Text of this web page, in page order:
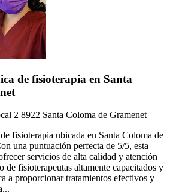
de fisioterapia en Santa
2 8922 Santa Coloma de Gramenet
fisioterapia ubicada en Santa Coloma de
una puntuación perfecta de 5/5, esta
servicios de alta calidad y atención
de fisioterapeutas altamente capacitados y
a proporcionar tratamientos efectivos y